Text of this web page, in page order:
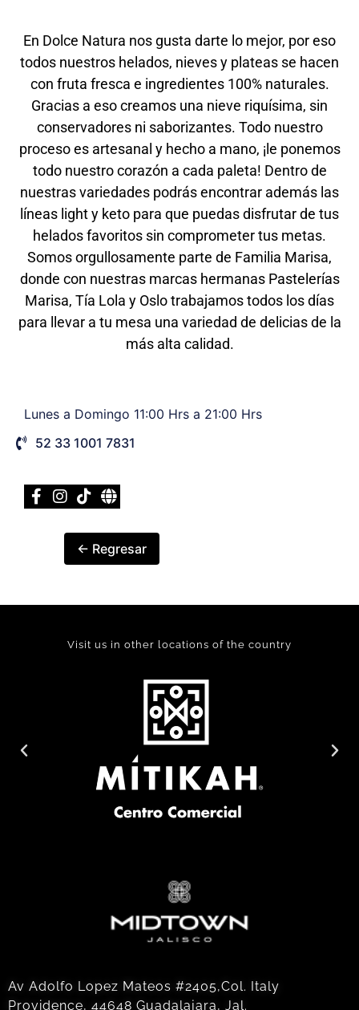
En Dolce Natura nos gusta darte lo mejor, por eso
todos nuestros helados, nieves y plateas se hacen
con fruta fresca e ingredientes 100% naturales.
Gracias a eso creamos una nieve riquísima, sin
conservadores ni saborizantes. Todo nuestro
proceso es artesanal y hecho a mano, ¡le ponemos
todo nuestro corazón a cada paleta! Dentro de
nuestras variedades podrás encontrar además las
líneas light y keto para que puedas disfrutar de tus
helados favoritos sin comprometer tus metas.
Somos orgullosamente parte de Familia Marisa,
donde con nuestras marcas hermanas Pastelerías
Marisa, Tía Lola y Oslo trabajamos todos los días
para llevar a tu mesa una variedad de delicias de la
más alta calidad.
Lunes a Domingo 11:00 Hrs a 21:00 Hrs
52 33 1001 7831
← Regresar
Visit us in other locations of the country
Av Adolfo Lopez Mateos #2405,Col. Italy
Providence, 44648 Guadalajara, Jal.